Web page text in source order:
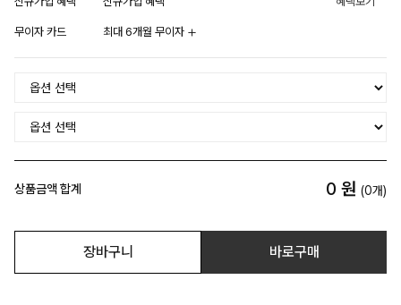
무이자 카드 최대 6개월 무이자
상품금액 합계 0 원 (0개)
장바구니 바로구매